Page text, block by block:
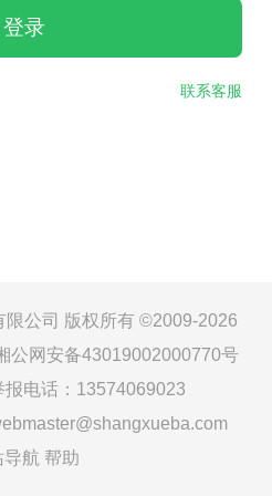
登录
联系客服
公司 版权所有 ©2009-2026
公网安备43019002000770号
电话：13574069023
导航 帮助